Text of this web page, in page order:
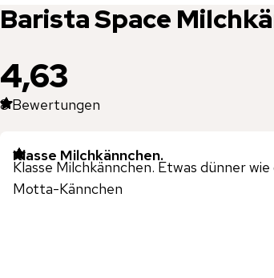
Barista Space
4,63
8Bewertungen
Klasse Milchkännchen.
Klasse Milchkännchen. Etwas dünner wie
Motta-Kännchen